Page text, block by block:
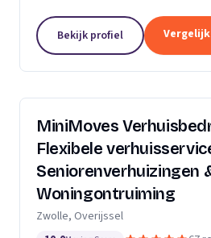
Bekijk profiel
MiniMoves
Flexibele
Seniorenverhuizingen
Woningontruiming
Zwolle, Overijssel